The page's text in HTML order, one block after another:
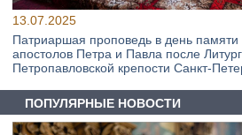
13.07.2025
Патриаршая проповедь в день памяти
апостолов Петра и Павла после
Петропавловской крепости Санкт-
ПОПУЛЯРНЫЕ НОВОСТИ